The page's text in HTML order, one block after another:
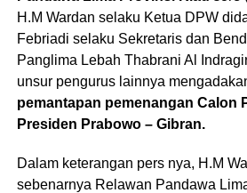
H.M Wardan selaku Ketua DPW
Febriadi selaku Sekretaris dan
Panglima Lebah Thabrani Al
unsur pengurus lainnya
pemantapan pemenangan Calon
Presiden Prabowo – Gibran.
Dalam keterangan pers nya, H.M
sebenarnya Relawan Pandawa